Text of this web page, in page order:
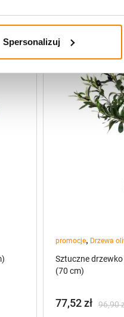
Spersonalizuj
promocje, Drzewa
Sztuczne
(70 cm)
-20%
96,90
77,52zł